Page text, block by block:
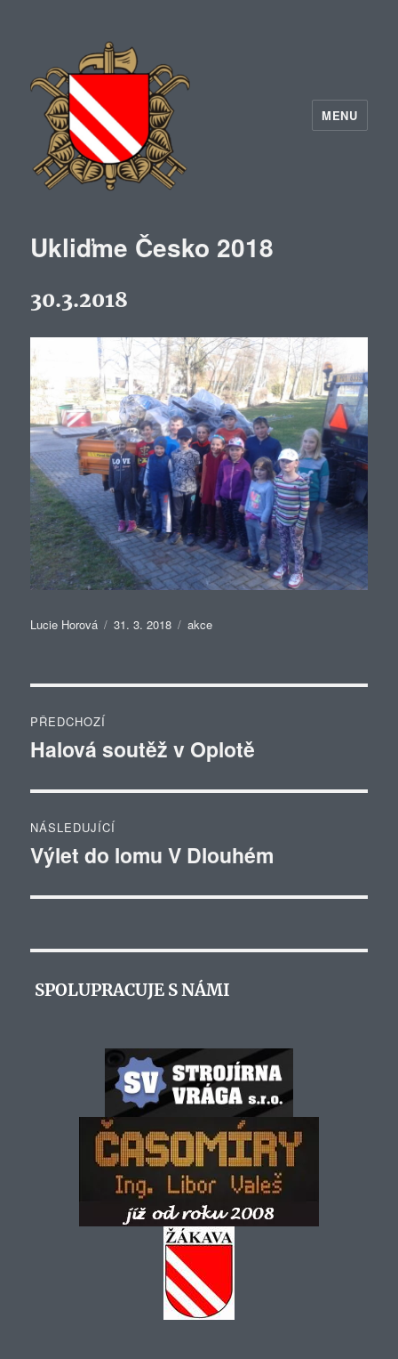
MENU
Ukliďme Česko 2018
30.3.2018
Autor:
Lucie Horová Publikováno:
31. 3. 2018 Rubriky:
akce
pro
PŘEDCHOZÍ
Předchozí
Halová soutěž v Oplotě
NÁSLEDUJÍCÍ
Následující
Výlet do lomu V Dlouhém
SPOLUPRACUJE S NÁMI